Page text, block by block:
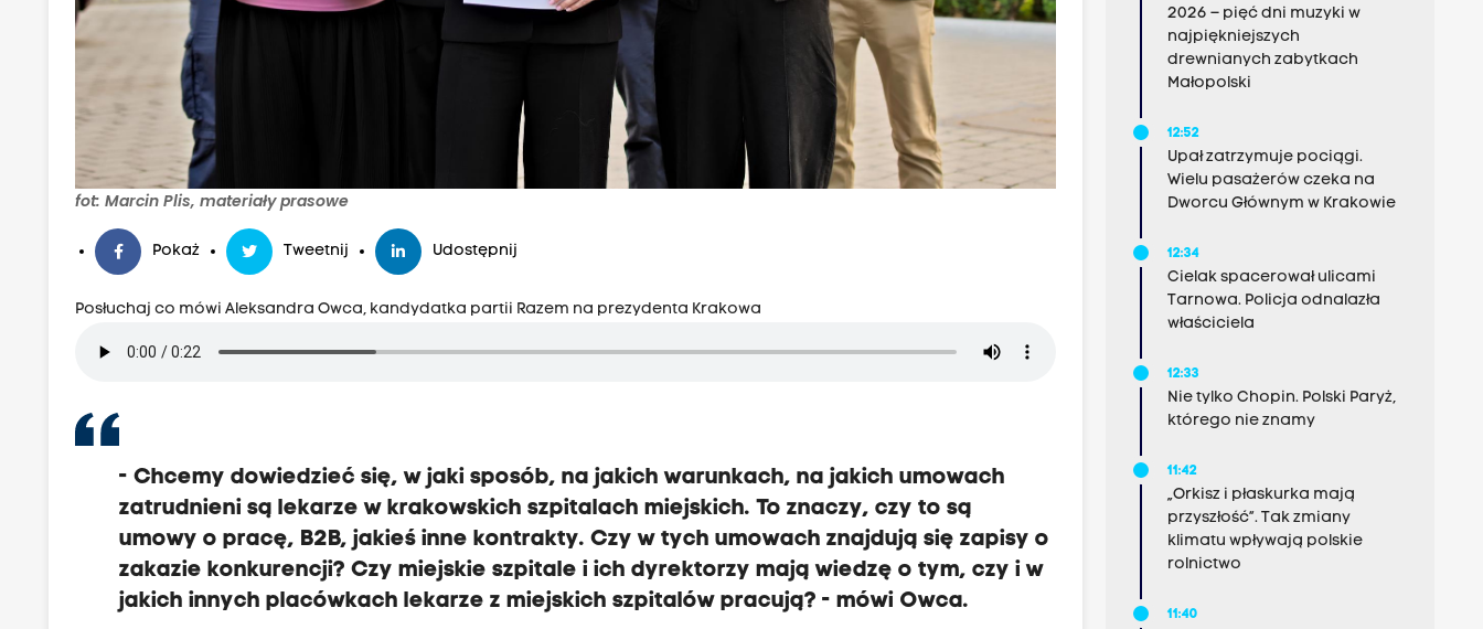
fot: Marcin Plis, materiały prasowe
Pokaż Tweetnij Udostępnij
Posłuchaj co mówi Aleksandra Owca, kandydatka partii Razem na prezydenta Krakowa
-Chcemy dowiedzieć się, w jaki sposób, na jakich warunkach, na jakich umowach
zatrudnieni są lekarze w krakowskich szpitalach miejskich. To znaczy, czy to są
umowy o pracę, B2B, jakieś inne kontrakty.Czy w tych umowach znajdują się zapisy o
zakazie konkurencji?Czy miejskie szpitale i ich dyrektorzy mają wiedzę o tym, czy i w
jakich innych placówkach lekarze z miejskich szpitalów pracują? - mówi Owca.
2026 – pięć dni muzyki w
najpiękniejszych
drewnianych zabytkach
Małopolski
12:52
Upał zatrzymuje pociągi.
Wielu pasażerów czeka na
Dworcu Głównym w Krakowie
12:34
Cielak spacerował ulicami
Tarnowa. Policja odnalazła
właściciela
12:33
Nie tylko Chopin. Polski Paryż,
którego nie znamy
11:42
„Orkisz i płaskurka mają
przyszłość”. Tak zmiany
klimatu wpływają polskie
rolnictwo
11:40